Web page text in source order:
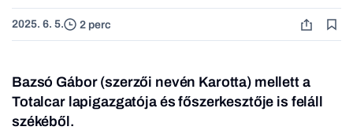
2025. 6. 5. 2 perc
Bazsó Gábor (szerzői nevén Karotta) mellett a
Totalcar lapigazgatója és főszerkesztője is feláll
székéből.